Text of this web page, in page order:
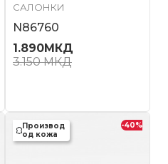
САЛОНКИ
N86760
1.890МКД
3.150МКД
Производ
од кожа
-40%